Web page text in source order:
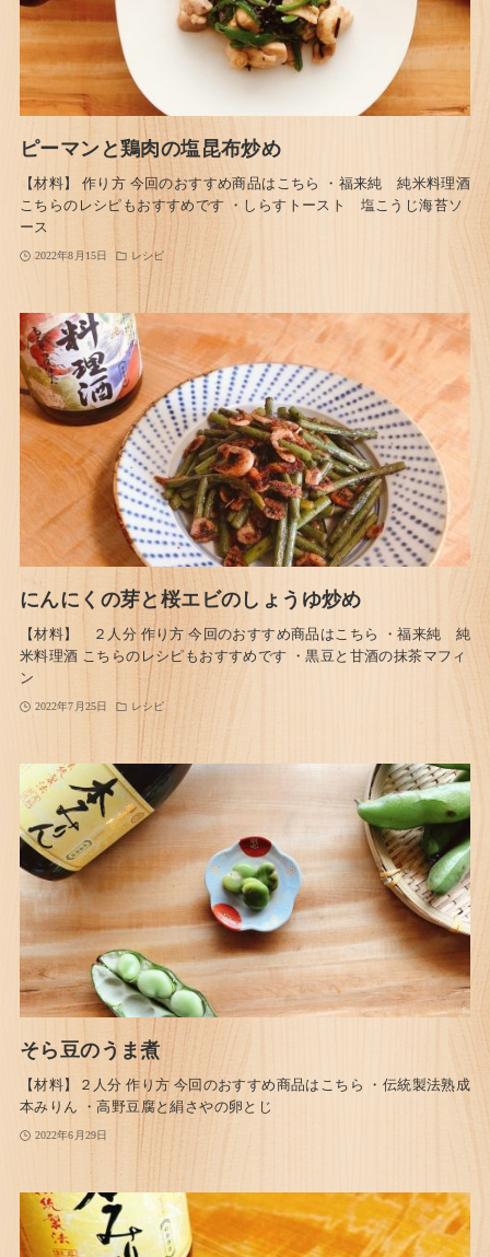
ピーマンと鶏肉の塩昆布炒め
【材料】 作り方 今回のおすすめ商品はこちら ・福来純 純米料理酒
こちらのレシピもおすすめです ・しらすトースト 塩こうじ海苔ソ
ース
2022年8月15日 レシピ
にんにくの芽と桜エビのしょうゆ炒め
【材料】 ２人分 作り方 今回のおすすめ商品はこちら ・福来純 純
米料理酒 こちらのレシピもおすすめです ・黒豆と甘酒の抹茶マフィ
ン
2022年7月25日 レシピ
そら豆のうま煮
【材料】２人分 作り方 今回のおすすめ商品はこちら ・伝統製法熟成
本みりん ・高野豆腐と絹さやの卵とじ
2022年6月29日